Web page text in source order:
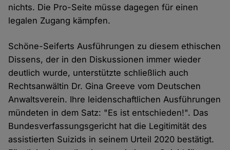
nichts. Die Pro-Seite müsse dagegen für einen
legalen Zugang kämpfen.
Schöne-Seiferts Ausführungen zu diesem ethischen
Dissens, der in den Diskussionen immer wieder
deutlich wurde, unterstützte schließlich auch
Rechtsanwältin Dr. Gina Greeve vom Deutschen
Anwaltsverein. Ihre leidenschaftlichen Ausführungen
mündeten in dem Satz: "Es ist entschieden!". Das
Bundesverfassungsgericht hat die Legitimität des
assistierten Suizids in seinem Urteil 2020 bestätigt.